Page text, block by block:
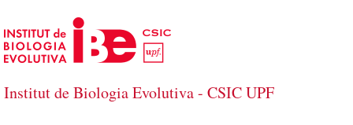
Salta al contingut principal
Institut de Biologia Evolutiva - CSIC UPF